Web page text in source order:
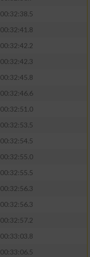
00:32:38.5
00:32:41.8
00:32:42.2
00:32:42.3
00:32:45.8
00:32:46.6
00:32:51.0
00:32:53.5
00:32:54.5
00:32:55.0
00:32:55.5
00:32:56.3
00:32:56.3
00:32:57.2
00:33:03.8
00:33:06.5